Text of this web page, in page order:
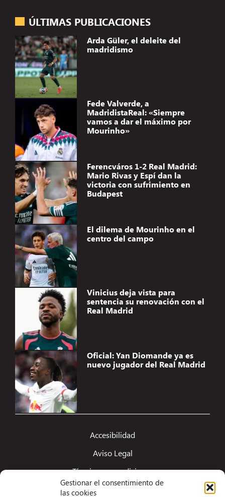
Gestionar el consentimiento de
las cookies
ÚLTIMAS PUBLICACIONES
Arda Güler, el deleite del
madridismo
Fede Valverde, a
MadridistaReal: «Siempre
vamos a dar el máximo por
Mourinho»
Ferencváros 1-2 Real Madrid:
Mario Rivas y Espí dan la
victoria con sufrimiento en
Budapest
El dilema de Mourinho en el
centro del campo
Vinicius deja vista para
sentencia su renovación con el
Real Madrid
Oficial: Yan Diomande ya es
nuevo jugador del Real Madrid
Accesibilidad
Aviso Legal
Términos y condiciones
Política de privacidad